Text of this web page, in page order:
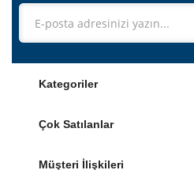
Kategoriler
Çok Satılanlar
Müşteri İlişkileri